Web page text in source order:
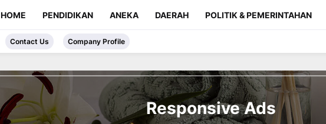
HOME PENDIDIKAN ANEKA DAERAH POLITIK & PEMERINTAHAN
Contact Us Company Profile
Responsive Ads